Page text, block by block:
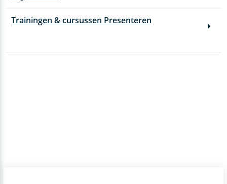
Trainingen & cursussen Presenteren